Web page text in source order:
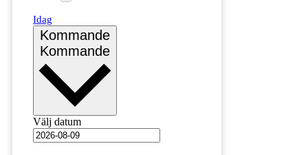
Idag
Kommande
Kommande
Välj datum